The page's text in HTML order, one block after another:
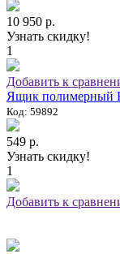
10 950 р.
Узнать скидку!
1
Добавить к
Ящик полимерный
Код: 59892
549 р.
Узнать скидку!
1
Добавить к